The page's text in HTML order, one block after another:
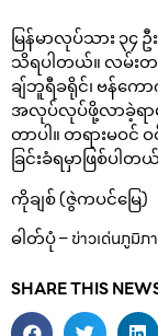
မြန်မာလုပ်သား ၃
သိရပါတယ်။ လမ်းတ
ချ်ဘူရီခရိုင်၊ ဗန်ကေ
အလုပ်လုပ်ဖို့လာခဲ့ရာမှ
တာပါ။ တရားမဝင်
ခြင်းခံရမှာဖြစ်ပါတ
ကိုချစ် (ဇွဲကပင်မြေ)
ဓါတ်ပုံ – ข่าวเด่นภูมิภ
SHARE THIS